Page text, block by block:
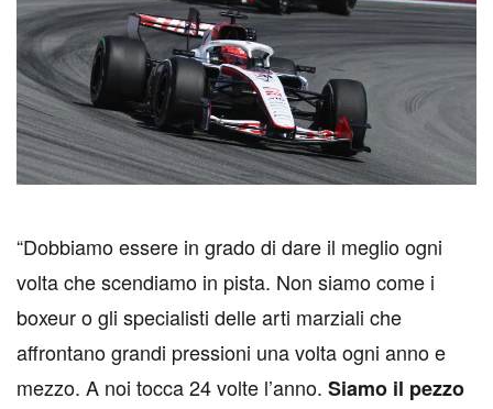
“Dobbiamo essere in grado di dare il meglio ogni
volta che scendiamo in pista. Non siamo come i
boxeur o gli specialisti delle arti marziali che
affrontano grandi pressioni una volta ogni anno e
mezzo. A noi tocca 24 volte l’anno. Siamo il pezzo